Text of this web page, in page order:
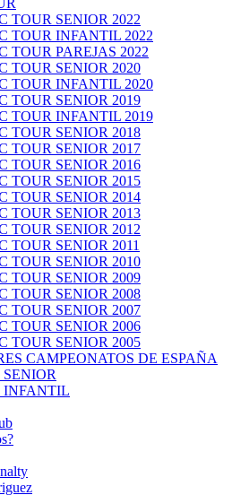
TOUR SENIOR 2022
TOUR INFANTIL 2022
TOUR PAREJAS 2022
TOUR SENIOR 2020
TOUR INFANTIL 2020
TOUR SENIOR 2019
TOUR INFANTIL 2019
TOUR SENIOR 2018
TOUR SENIOR 2017
TOUR SENIOR 2016
TOUR SENIOR 2015
TOUR SENIOR 2014
TOUR SENIOR 2013
TOUR SENIOR 2012
TOUR SENIOR 2011
TOUR SENIOR 2010
TOUR SENIOR 2009
TOUR SENIOR 2008
TOUR SENIOR 2007
TOUR SENIOR 2006
TOUR SENIOR 2005
CAMPEONATOS DE ESPAÑA
SENIOR
INFANTIL